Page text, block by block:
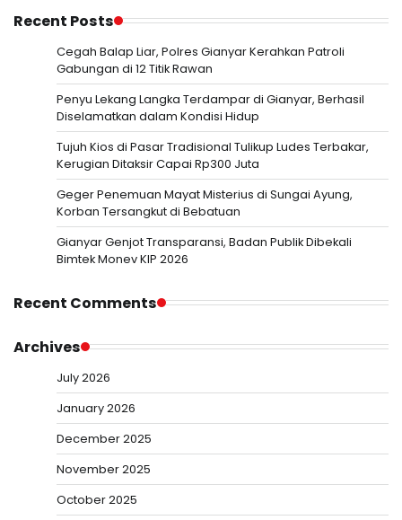
Recent Posts
Cegah Balap Liar, Polres Gianyar Kerahkan Patroli
Gabungan di 12 Titik Rawan
Penyu Lekang Langka Terdampar di Gianyar, Berhasil
Diselamatkan dalam Kondisi Hidup
Tujuh Kios di Pasar Tradisional Tulikup Ludes Terbakar,
Kerugian Ditaksir Capai Rp300 Juta
Geger Penemuan Mayat Misterius di Sungai Ayung,
Korban Tersangkut di Bebatuan
Gianyar Genjot Transparansi, Badan Publik Dibekali
Bimtek Monev KIP 2026
Recent Comments
Archives
July 2026
January 2026
December 2025
November 2025
October 2025